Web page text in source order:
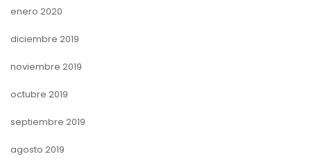
enero 2020
diciembre 2019
noviembre 2019
octubre 2019
septiembre 2019
agosto 2019